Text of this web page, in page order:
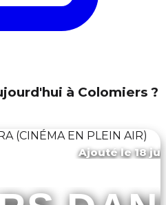
à Colomiers ?
Ajouté le 18